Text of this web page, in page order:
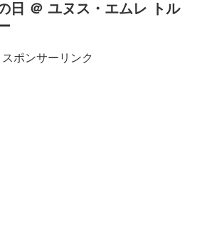
日 ＠ ユヌス・エムレ トル
スポンサーリンク